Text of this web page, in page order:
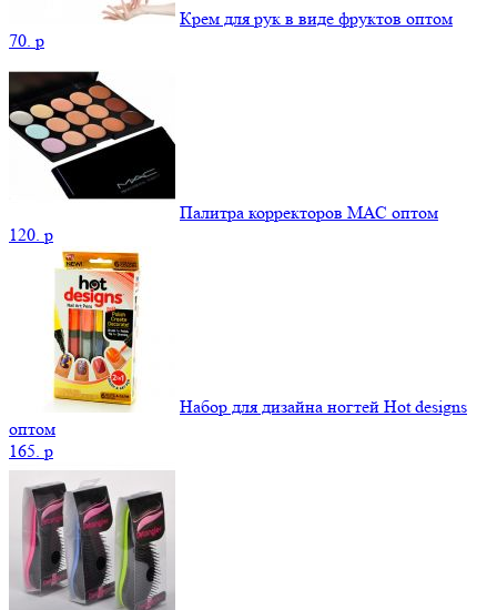
Крем для рук в виде фруктов оптом
70. p
Палитра корректоров МАС оптом
120. p
Набор для дизайна ногтей Hot designs
оптом
165. p